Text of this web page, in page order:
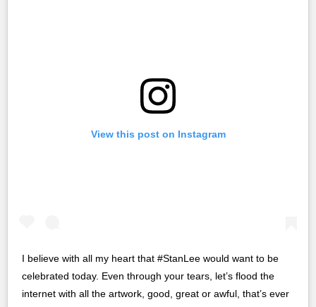
View this post on Instagram
I believe with all my heart that #StanLee would want to be
celebrated today. Even through your tears, let’s flood the
internet with all the artwork, good, great or awful, that’s ever